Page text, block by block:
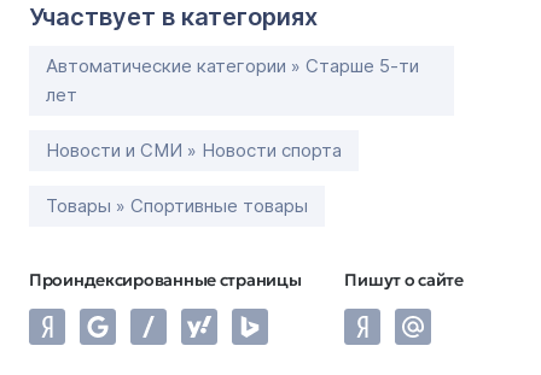
Участвует в категориях
Автоматические категории » Старше 5-ти
лет
Новости и СМИ » Новости спорта
Товары » Спортивные товары
Проиндексированные страницы Пишут о сайте